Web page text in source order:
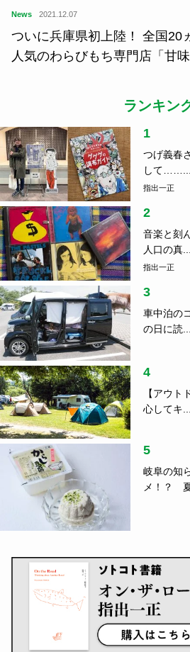
News 2021.12.07
ついに兵庫県初上陸！ 全国20
人気のわらびもち専門店「甘味
ランキン
1
つげ義春
して……...
指出一正
2
音楽と刻
人口の真...
指出一正
3
車中泊の
の日に読...
4
【アウト
心してキ...
5
岐阜の知
メ！？